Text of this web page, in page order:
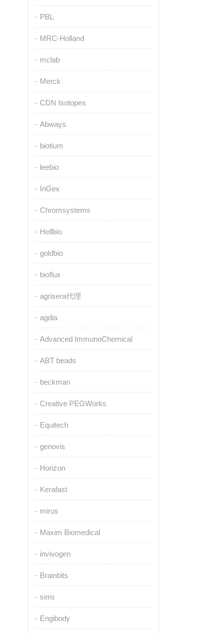
PBL
MRC-Holland
mclab
Merck
CDN Isotopes
Abways
biotium
leebio
InGex
Chromsystems
Hellbio
goldbio
bioflux
agrisera代理
agdia
Advanced ImmunoChemical
ABT beads
beckman
Creative PEGWorks
Equitech
genovis
Horizon
Kerafast
mirus
Maxim Biomedical
invivogen
Brainbits
sero
Engibody